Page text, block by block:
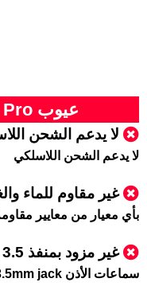
عيوب Vivo iQOO Neo 8 Pro
لا يدعم الشحن
لا يدعم الشحن اللاسلكي
غير مقاوم للماء
بأي معيار من معايير
غير مزود بمنفذ 3.5 ملم
سماعات الأذن 3.5mm jack